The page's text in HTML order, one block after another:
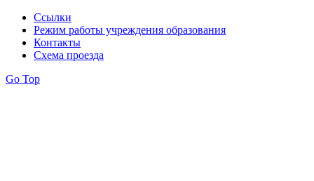
Ссылки
Режим работы учреждения образования
Контакты
Схема проезда
Go Top